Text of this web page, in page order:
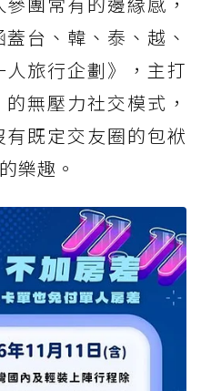
台、韓、泰、越、
人旅行企劃》，主打
無壓力社交模式，
既定交友圈的包袱
樂趣。